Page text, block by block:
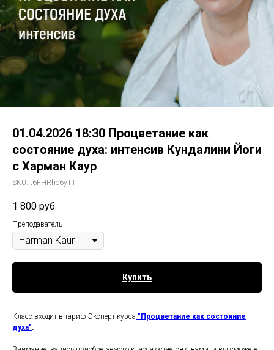
01.04.2026 18:30 Процветание как
состояние духа: интенсив Кундалини Йоги
с Харман Каур
SKU: t6FHRho6yTT
1 800 руб.
Преподаватель
Купить
Класс входит в тариф Эксперт курса "Процветание как состояние
духа".